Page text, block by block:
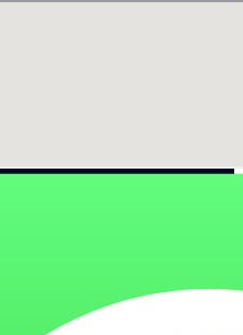
(usuwanie kamienia)